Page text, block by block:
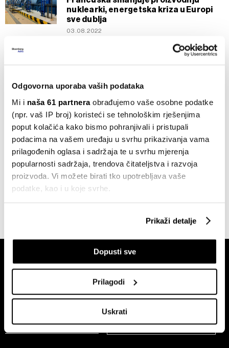
Odgovorna uporaba vaših podataka
Mi i naša 61 partneraobrađujemo vaše osobne podatke
(npr. vaš IP broj) koristeći se tehnološkim rješenjima
poput kolačića kako bismo pohranjivali i pristupali
podacima na vašem uređaju u svrhu prikazivanja vama
prilagođenih oglasa i sadržaja te u svrhu mjerenja
popularnosti sadržaja, trendova čitateljstva i razvoja
proizvoda. Vi možete birati tko upotrebljava vaše
podatke, kao i u koje svrhe.
Prikupljati podatke o vašoj geografskoj lokaciji,
koji mogu biti precizni do radijusa od nekoliko metara
Prepoznati vaš uređaj tako što ćemo aktivno
skenirati njegove određene karakteristike ("uzimanje
kako se obrađuje vaše osobne podatke te postaviti svoje
preferencije. Svoju privolu možete u svakom trenutku
izmijeniti ili povući u Izjavi o kolačićima.
Prikaži detalje
Dopusti sve
Prilagodi
Uskrati
nuklearki, energetska kriza u Europi
sve dublja
03.08.2022
Francuska za nacionalizaciju EDF-a
19.07.2022
Robe
Toplinski udar mogao bi zaustaviti
francuske nuklearke
12.07.2022
Kompanije
Électricité de France ipak očekuje
blaži udarac na rezultate
newsletter